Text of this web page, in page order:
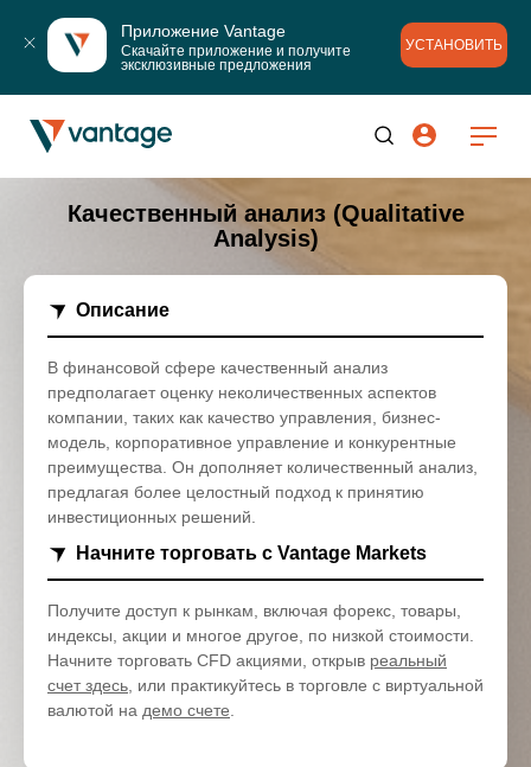
Приложение Vantage
Скачайте приложение и получите
эксклюзивные предложения
УСТАНОВИТЬ
Качественный анализ (Qualitative
Analysis)
Описание
В финансовой сфере качественный анализ
предполагает оценку неколичественных аспектов
компании, таких как качество управления, бизнес-
модель, корпоративное управление и конкурентные
преимущества. Он дополняет количественный анализ,
предлагая более целостный подход к принятию
инвестиционных решений.
Начните торговать с Vantage Markets
Получите доступ к рынкам, включая форекс, товары,
индексы, акции и многое другое, по низкой стоимости.
Начните торговать CFD акциями, открыв реальный
счет здесь , или практикуйтесь в торговле с виртуальной
валютой на демо счете